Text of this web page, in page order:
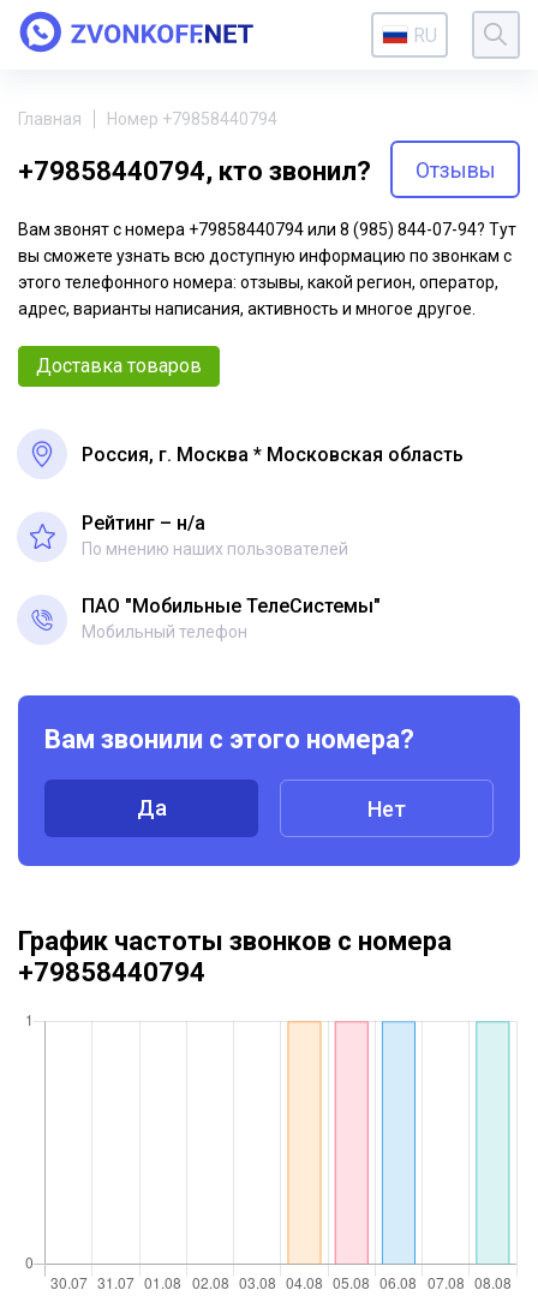
RU
Главная Номер +79858440794
+79858440794, кто звонил? Отзывы
Вам звонят с номера +79858440794 или 8 (985) 844-07-94? Тут
вы сможете узнать всю доступную информацию по звонкам с
этого телефонного номера: отзывы, какой регион, оператор,
адрес, варианты написания, активность и многое другое.
Доставка товаров
Россия, г. Москва * Московская область
Рейтинг – н/a
По мнению наших пользователей
ПАО "Мобильные ТелеСистемы"
Мобильный телефон
Вам звонили с этого номера?
Да Нет
График частоты звонков с номера
+79858440794